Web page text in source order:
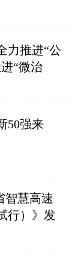
力推进“公
“微治
50强来
智慧高速
行）》发